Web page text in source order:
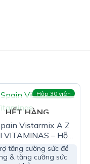
Beta-caroten,
Visio:
Hộp 30 viên
HẾT HÀNG
Vistarmix A Z
VITAMINAS – Hỗ
Sung Vitamin &
Chất
tăng cường sức đề
& tăng cường sức